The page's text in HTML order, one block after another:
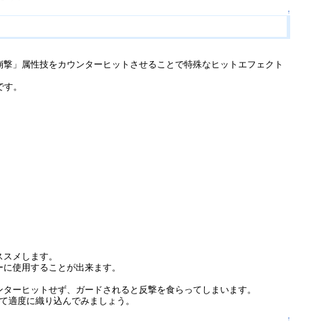
↑
」属性技をカウンターヒットさせることで特殊なヒットエフェクト
。
メします。
使用することが出来ます。
ーヒットせず、ガードされると反撃を食らってしまいます。
度に織り込んでみましょう。
↑